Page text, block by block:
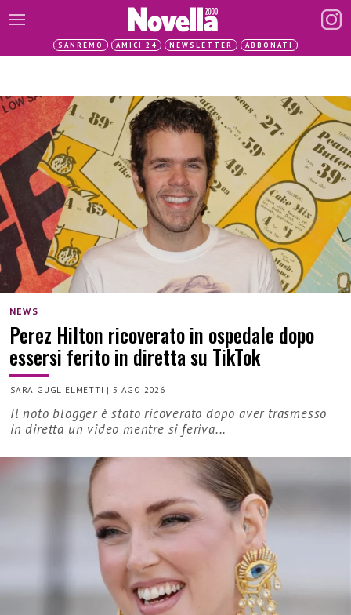
SANREMO AMICI 24 NEWSLETTER ABBONATI
NEWS
Perez Hilton ricoverato in ospedale dopo
essersi ferito in diretta su TikTok
SARA GUGLIELMETTI |5 AGO 2026
Il noto blogger è stato ricoverato dopo aver trasmesso
in diretta un video mentre si feriva...